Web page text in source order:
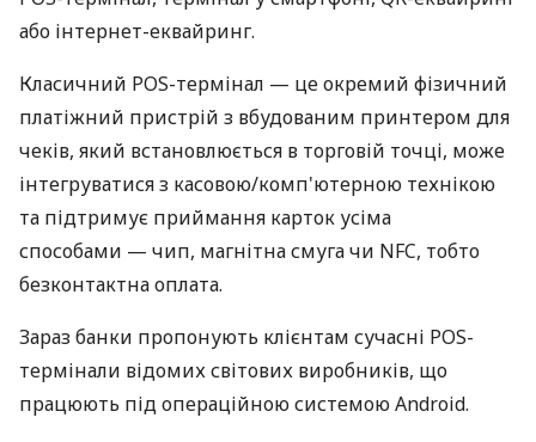
або інтернет-еквайринг.
Класичний POS-термінал — це окремий фізичний
платіжний пристрій з вбудованим принтером для
чеків, який встановлюється в торговій точці, може
інтегруватися з касовою/комп'ютерною технікою
та підтримує приймання карток усіма
способами — чип, магнітна смуга чи NFC, тобто
безконтактна оплата.
Зараз банки пропонують клієнтам сучасні POS-
термінали відомих світових виробників, що
працюють під операційною системою Android.